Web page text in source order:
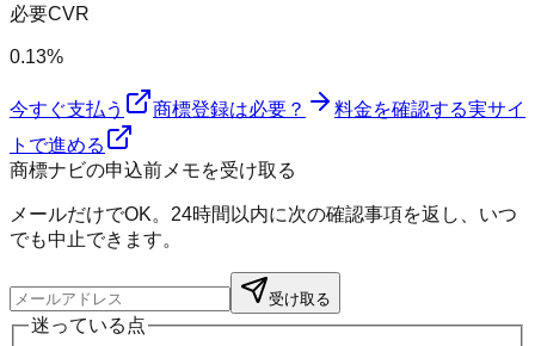
必要CVR
0.13%
今すぐ支払う 商標登録は必要？ 料金を確認する実サイ
トで進める
商標ナビの申込前メモを受け取る
メールだけでOK。24時間以内に次の確認事項を返し、いつ
でも中止できます。
受け取る
迷っている点